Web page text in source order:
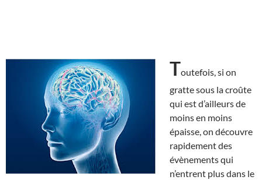
Toutefois, si on
gratte sous la croûte
qui est d’ailleurs de
moins en moins
épaisse, on découvre
rapidement des
évènements qui
n’entrent plus dans le